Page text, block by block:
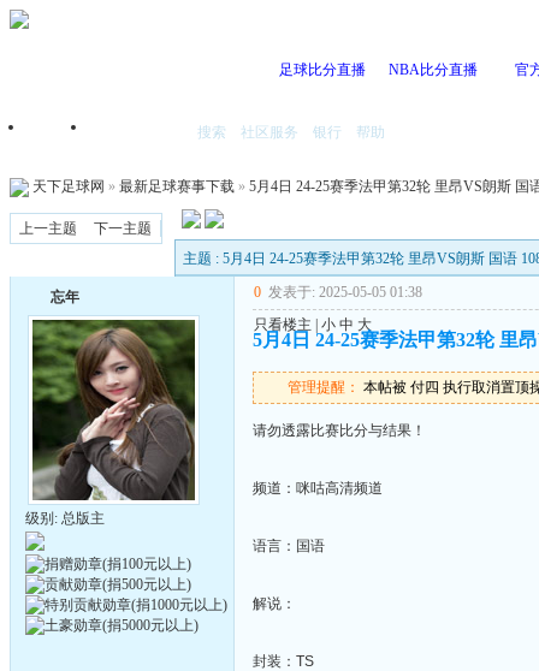
足球比分直播 NBA比分直播 官
首页 搜索 社区服务 银行 帮助
天下足球网 » 最新足球赛事下载 » 5月4日 24-25赛季法甲第32轮 里昂VS朗斯 国
上一主题
下一主题
主题 : 5月4日 24-25赛季法甲第32轮 里昂VS朗斯 国语
忘年
级别: 总版主
0 发表于: 2025-05-05 01:38
只看楼主
小 中 大
5月4日 24-25赛季法甲第32轮 里
管理提醒： 本帖被 付四 执行取消置顶
请勿透露比赛比分与结果！
频道：咪咕高清频道
语言：国语
解说：
封装：TS